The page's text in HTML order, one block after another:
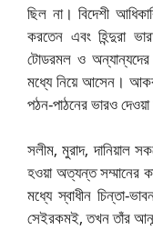
ছিল না। বিদেশী
করতেন এবং হিন্দুরা
টোডরমল ও
মধ্যে নিয়ে আসেন।
পঠন-পাঠনের ভারও
সলীম, মুরাদ, দানিয়াল
হওয়া অত্যন্ত সম্মানের
মধ্যে স্বাধীন চিন্তা-
সেইরকমই, তখন তাঁর